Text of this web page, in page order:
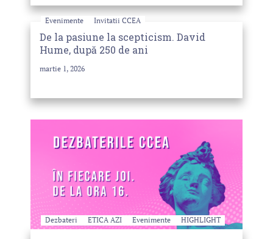
Evenimente Invitatii CCEA
De la pasiune la scepticism. David
Hume, după 250 de ani
martie 1, 2026
Dezbateri ETICA AZI Evenimente HIGHLIGHT